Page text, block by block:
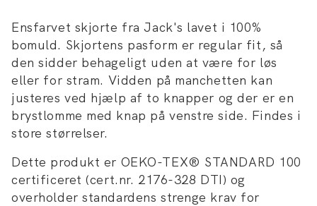
Ensfarvet skjorte fra Jack's lavet i 100%
bomuld. Skjortens pasform er regular fit, så
den sidder behageligt uden at være for løs
eller for stram. Vidden på manchetten kan
justeres ved hjælp af to knapper og der er en
brystlomme med knap på venstre side. Findes i
store størrelser.
Dette produkt er OEKO-TEX® STANDARD 100
certificeret (cert.nr. 2176-328 DTI) og
overholder standardens strenge krav for